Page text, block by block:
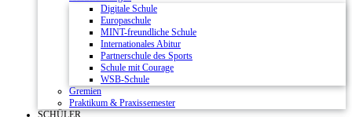
Digitale Schule
Europaschule
MINT-freundliche Schule
Internationales Abitur
Partnerschule des Sports
Schule mit Courage
WSB-Schule
Gremien
Praktikum & Praxissemester
SCHÜLER